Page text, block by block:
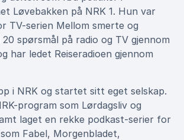
Løvebakken på NRK 1. Hun var
TV-serien Mellom smerte og
spørsmål på radio og TV gjennom
har ledet Reiseradioen gjennom
i NRK og startet sitt eget selskap.
program som Lørdagsliv og
laget en rekke podkast-serier for
Fabel, Morgenbladet,